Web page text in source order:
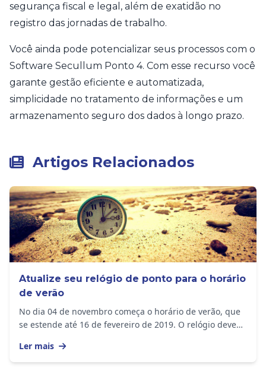
segurança fiscal e legal, além de exatidão no
registro das jornadas de trabalho.
Você ainda pode potencializar seus processos com o
Software Secullum Ponto 4. Com esse recurso você
garante gestão eficiente e automatizada,
simplicidade no tratamento de informações e um
armazenamento seguro dos dados à longo prazo.
Artigos Relacionados
Atualize seu relógio de ponto para o horário
de verão
No dia 04 de novembro começa o horário de verão, que
se estende até 16 de fevereiro de 2019. O relógio deve
Ler mais